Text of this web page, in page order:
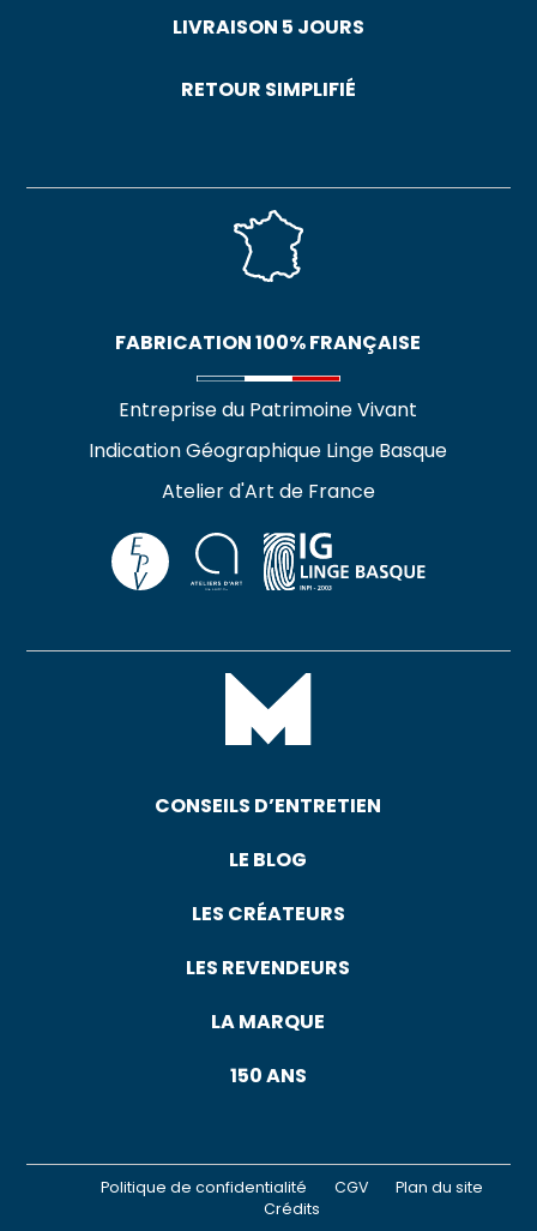
LIVRAISON 5 JOURS
RETOUR SIMPLIFIÉ
FABRICATION 100% FRANÇAISE
Entreprise du Patrimoine Vivant
Indication Géographique Linge Basque
Atelier d'Art de France
CONSEILS D’ENTRETIEN
LE BLOG
LES CRÉATEURS
LES REVENDEURS
LA MARQUE
150 ANS
Politique de confidentialité CGV
Plan du site
Crédits